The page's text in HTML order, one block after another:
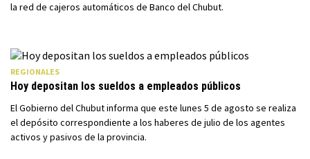
la red de cajeros automáticos de Banco del Chubut.
REGIONALES
Hoy depositan los sueldos a empleados públicos
El Gobierno del Chubut informa que este lunes 5 de agosto se realiza
el depósito correspondiente a los haberes de julio de los agentes
activos y pasivos de la provincia.